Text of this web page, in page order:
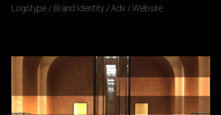
Logotype / Brand Identity / Adv / Website